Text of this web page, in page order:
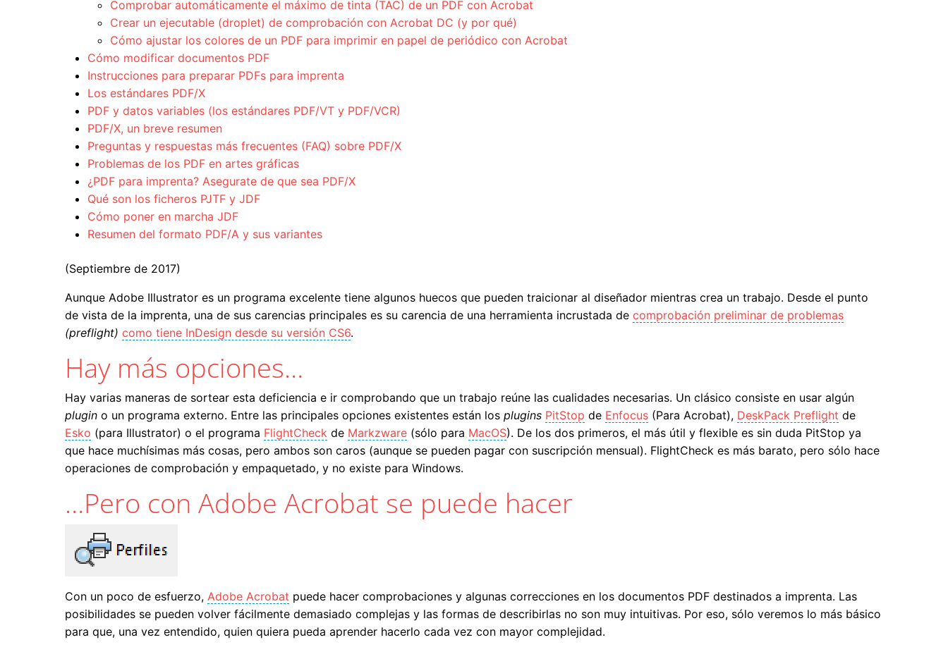
Comprobar automáticamente el máximo de tinta (TAC) de un PDF con Acrobat
Crear un ejecutable (droplet) de comprobación con Acrobat DC (y por qué)
Cómo ajustar los colores de un PDF para imprimir en papel de periódico con Acrobat
Cómo modificar documentos PDF
Instrucciones para preparar PDFs para imprenta
Los estándares PDF/X
PDF y datos variables (los estándares PDF/VT y PDF/VCR)
PDF/X, un breve resumen
Preguntas y respuestas más frecuentes (FAQ) sobre PDF/X
Problemas de los PDF en artes gráficas
¿PDF para imprenta? Asegurate de que sea PDF/X
Qué son los ficheros PJTF y JDF
Cómo poner en marcha JDF
Resumen del formato PDF/A y sus variantes
(Septiembre de 2017)
Aunque Adobe Illustrator es un programa excelente tiene algunos huecos que pueden traicionar al diseñador mientras crea un trabajo. Desde el punto
de vista de la imprenta, una de sus carencias principales es su carencia de una herramienta incrustada de comprobación preliminar de problemas
(preflight) como tiene InDesign desde su versión CS6.
Hay más opciones…
Hay varias maneras de sortear esta deficiencia e ir comprobando que un trabajo reúne las cualidades necesarias. Un clásico consiste en usar algún
plugin o un programa externo. Entre las principales opciones existentes están los plugins PitStop de Enfocus (Para Acrobat), DeskPack Preflight de
Esko (para Illustrator) o el programa FlightCheck de Markzware (sólo para MacOS). De los dos primeros, el más útil y flexible es sin duda PitStop ya
que hace muchísimas más cosas, pero ambos son caros (aunque se pueden pagar con suscripción mensual). FlightCheck es más barato, pero sólo hace
operaciones de comprobación y empaquetado, y no existe para Windows.
…Pero con Adobe Acrobat se puede hacer
Con un poco de esfuerzo, Adobe Acrobat puede hacer comprobaciones y algunas correcciones en los documentos PDF destinados a imprenta. Las
posibilidades se pueden volver fácilmente demasiado complejas y las formas de describirlas no son muy intuitivas. Por eso, sólo veremos lo más básico
para que, una vez entendido, quien quiera pueda aprender hacerlo cada vez con mayor complejidad.